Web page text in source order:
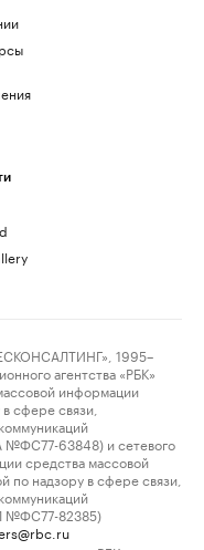
1995–
агентства «РБК»
информации
сфере связи,
№ФС77-63848) и сетевого
средства массовой
надзору в сфере связи,
№ФС77-82385)